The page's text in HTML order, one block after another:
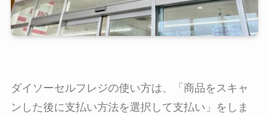
ダイソーセルフレジの使い方は、「商品をスキャ
ンした後に支払い方法を選択して支払い」をしま